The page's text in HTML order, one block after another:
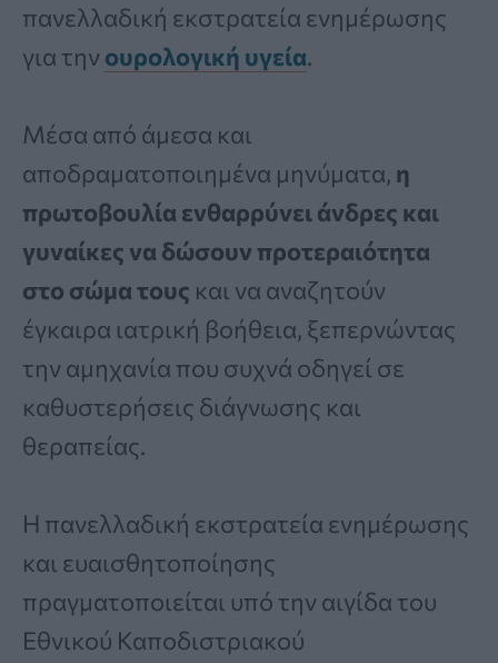
πανελλαδική εκστρατεία ενημέρωσης
για την ουρολογική υγεία.
Μέσα από άμεσα και
αποδραματοποιημένα μηνύματα, η
πρωτοβουλία ενθαρρύνει άνδρες και
γυναίκες να δώσουν προτεραιότητα
στο σώμα τους και να αναζητούν
έγκαιρα ιατρική βοήθεια, ξεπερνώντας
την αμηχανία που συχνά οδηγεί σε
καθυστερήσεις διάγνωσης και
θεραπείας.
Η πανελλαδική εκστρατεία ενημέρωσης
και ευαισθητοποίησης
πραγματοποιείται υπό την αιγίδα του
Εθνικού Καποδιστριακού